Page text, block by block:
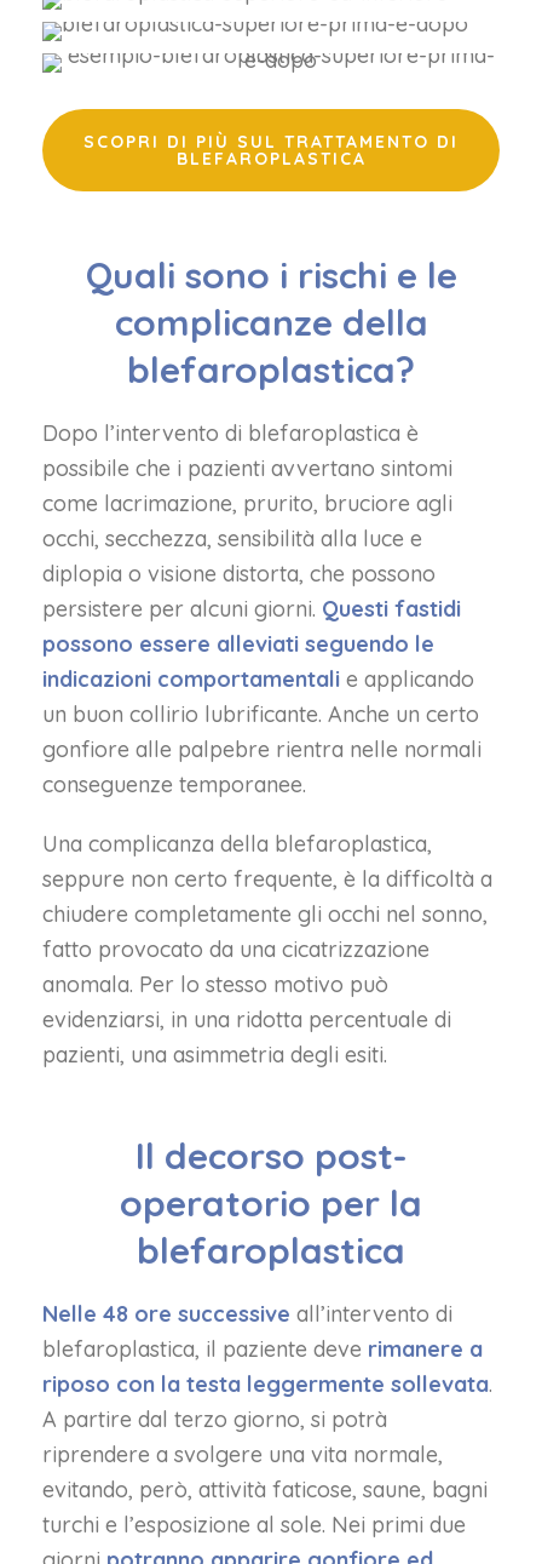
SCOPRI DI PIÙ SUL TRATTAMENTO DI
BLEFAROPLASTICA
Quali sono i rischi e le
complicanze della
blefaroplastica?
Dopo l’intervento di blefaroplastica è
possibile che i pazienti avvertano sintomi
come lacrimazione, prurito, bruciore agli
occhi, secchezza, sensibilità alla luce e
diplopia o visione distorta, che possono
persistere per alcuni giorni. Questi fastidi
possono essere alleviati seguendo le
indicazioni comportamentali e applicando
un buon collirio lubrificante. Anche un certo
gonfiore alle palpebre rientra nelle normali
conseguenze temporanee.
Una complicanza della blefaroplastica,
seppure non certo frequente, è la difficoltà a
chiudere completamente gli occhi nel sonno,
fatto provocato da una cicatrizzazione
anomala. Per lo stesso motivo può
evidenziarsi, in una ridotta percentuale di
pazienti, una asimmetria degli esiti.
Il decorso post-
operatorio per la
blefaroplastica
Nelle 48 ore successive all’intervento di
blefaroplastica, il paziente deve rimanere a
riposo con la testa leggermente sollevata.
A partire dal terzo giorno, si potrà
riprendere a svolgere una vita normale,
evitando, però, attività faticose, saune, bagni
turchi e l’esposizione al sole. Nei primi due